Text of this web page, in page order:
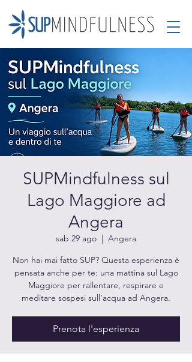
SUPMindfulness sul
Lago Maggiore ad
Angera
sab 29 ago
  |
Angera
Non hai mai fatto SUP? Questa esperienza è
pensata anche per te: una mattina sul Lago
Maggiore per rallentare, respirare e
meditare sospesi sull’acqua ad Angera.
Prenota l'esperienza